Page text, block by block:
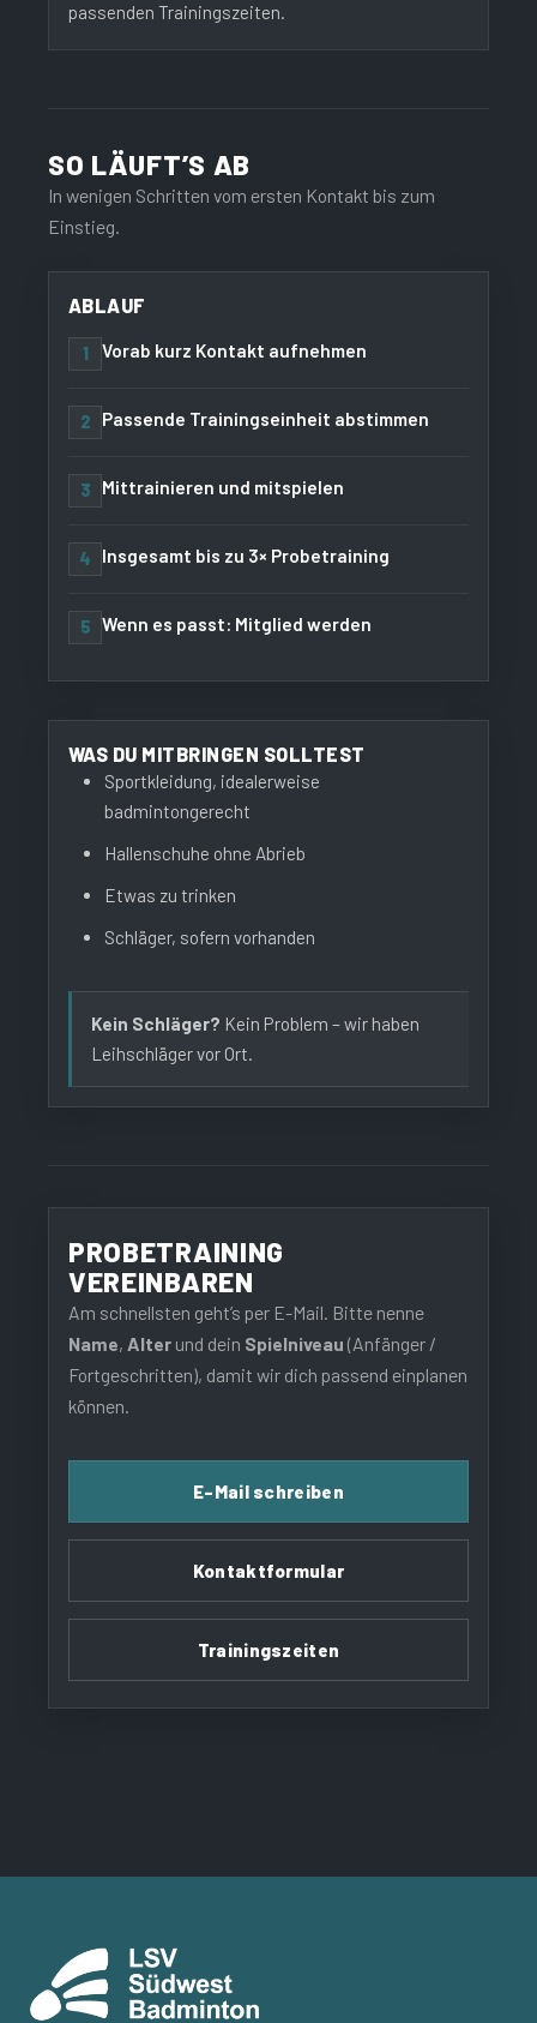
passenden Trainingszeiten.
SO LÄUFT’S AB
In wenigen Schritten vom ersten Kontakt bis zum
Einstieg.
ABLAUF
1 Vorab kurz Kontakt aufnehmen
2 Passende Trainingseinheit abstimmen
3 Mittrainieren und mitspielen
4 Insgesamt bis zu 3× Probetraining
5 Wenn es passt: Mitglied werden
WAS DU MITBRINGEN SOLLTEST
Sportkleidung, idealerweise
badmintongerecht
Hallenschuhe ohne Abrieb
Etwas zu trinken
Schläger, sofern vorhanden
Kein Schläger? Kein Problem – wir haben
Leihschläger vor Ort.
PROBETRAINING
VEREINBAREN
Am schnellsten geht’s per E-Mail. Bitte nenne
Name, Alter und dein Spielniveau (Anfänger /
Fortgeschritten), damit wir dich passend einplanen
können.
E-Mail schreiben
Kontaktformular
Trainingszeiten